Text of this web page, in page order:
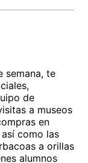
semana, te
de
a museos
en
como las
a orillas
alumnos